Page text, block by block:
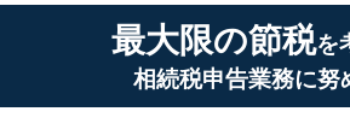
最大限の節税を
相続税申告業務に努